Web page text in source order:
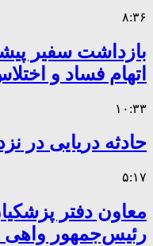
۸:۳۶
بازداشت سفیر
اتهام فساد و
۱۰:۳۳
حادثه دریایی در
۵:۱۷
معاون دفتر
رئیس‌جمهور